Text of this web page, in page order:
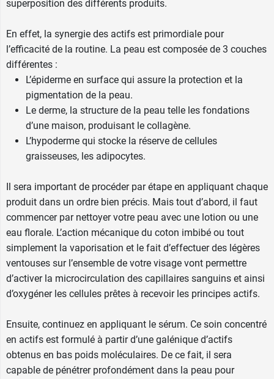
superposition des différents produits.
En effet, la synergie des actifs est primordiale pour
l’efficacité de la routine. La peau est composée de 3 couches
différentes :
L’épiderme en surface qui assure la protection et la
pigmentation de la peau.
Le derme, la structure de la peau telle les fondations
d’une maison, produisant le collagène.
L’hypoderme qui stocke la réserve de cellules
graisseuses, les adipocytes.
Il sera important de procéder par étape en appliquant chaque
produit dans un ordre bien précis. Mais tout d’abord, il faut
commencer par nettoyer votre peau avec une lotion ou une
eau florale. L’action mécanique du coton imbibé ou tout
simplement la vaporisation et le fait d’effectuer des légères
ventouses sur l’ensemble de votre visage vont permettre
d’activer la microcirculation des capillaires sanguins et ainsi
d’oxygéner les cellules prêtes à recevoir les principes actifs.
Ensuite, continuez en appliquant le sérum. Ce soin concentré
en actifs est formulé à partir d’une galénique d’actifs
obtenus en bas poids moléculaires. De ce fait, il sera
capable de pénétrer profondément dans la peau pour